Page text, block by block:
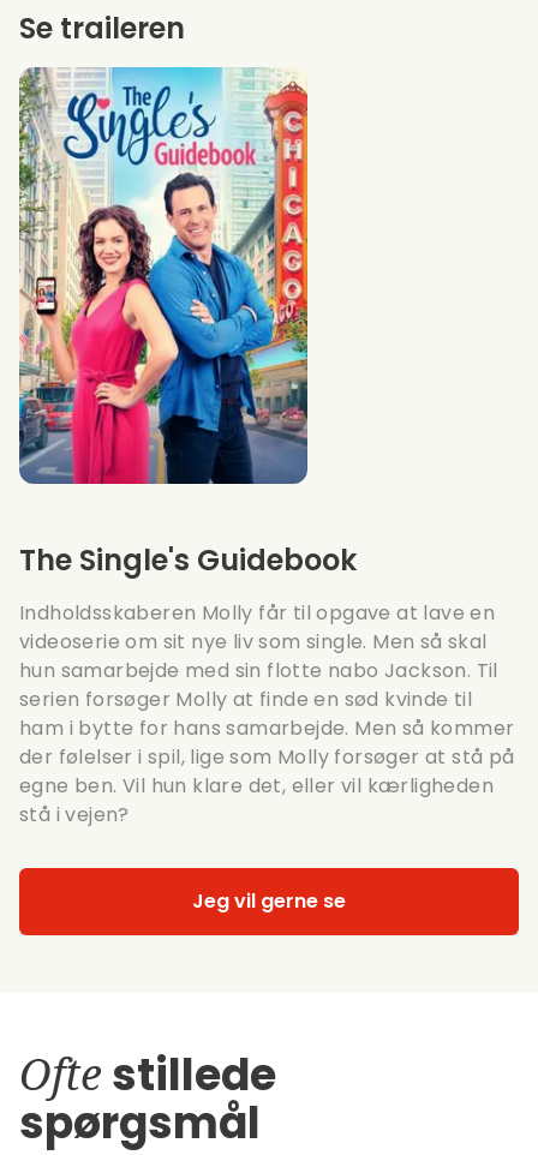
The Single's Guidebook
Indholdsskaberen Molly får til opgave at lave en
videoserie om sit nye liv som single. Men så skal
hun samarbejde med sin flotte nabo Jackson. Til
serien forsøger Molly at finde en sød kvinde til
ham i bytte for hans samarbejde. Men så kommer
der følelser i spil, lige som Molly forsøger at stå på
egne ben. Vil hun klare det, eller vil kærligheden
stå i vejen?
Jeg vil gerne se
Se traileren
Ofte stillede
spørgsmål